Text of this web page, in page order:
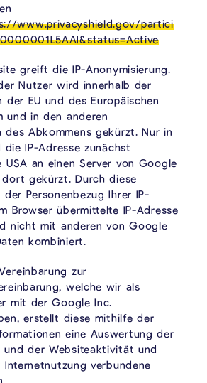
www.privacyshield.gov/partici
greift die IP-Anonymisierung.
Nutzer wird innerhalb der
der EU und des Europäischen
und in den anderen
des Abkommens gekürzt. Nur in
die IP-Adresse zunächst
an einen Server von Google
gekürzt. Durch diese
Personenbezug Ihrer IP-
Browser übermittelte IP-Adresse
nicht mit anderen von Google
kombiniert.
zur
welche wir als
mit der Google Inc.
erstellt diese mithilfe der
eine Auswertung der
und der Websiteaktivität und
verbundene